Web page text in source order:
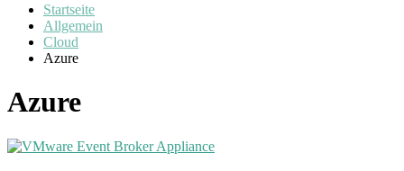
Startseite
Allgemein
Cloud
Azure
Azure